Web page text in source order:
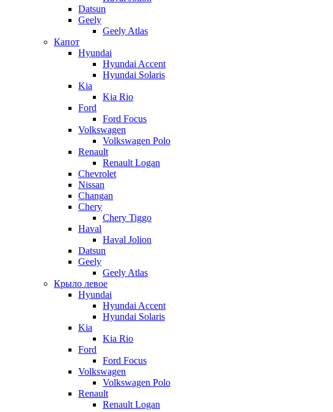
Datsun
Geely
Geely Atlas
Капот
Hyundai
Hyundai Accent
Hyundai Solaris
Kia
Kia Rio
Ford
Ford Focus
Volkswagen
Volkswagen Polo
Renault
Renault Logan
Chevrolet
Nissan
Changan
Chery
Chery Tiggo
Haval
Haval Jolion
Datsun
Geely
Geely Atlas
Крыло левое
Hyundai
Hyundai Accent
Hyundai Solaris
Kia
Kia Rio
Ford
Ford Focus
Volkswagen
Volkswagen Polo
Renault
Renault Logan